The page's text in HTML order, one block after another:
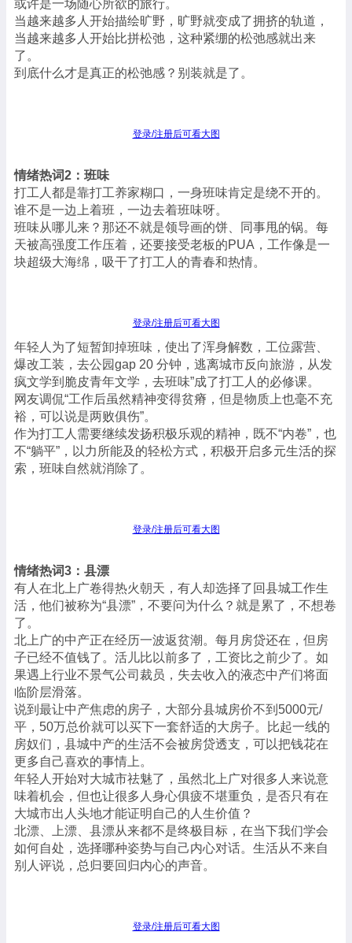
或许是一场随心所欲的旅行。
当越来越多人开始描绘旷野，旷野就变成了拥挤的轨道，
当越来越多人开始比拼松弛，这种紧绷的松弛感就出来
了。
到底什么才是真正的松弛感？别装就是了。
登录/注册后可看大图
情绪热词2：班味
打工人都是靠打工养家糊口，一身班味肯定是绕不开的。
谁不是一边上着班，一边去着班味呀。
班味从哪儿来？那还不就是领导画的饼、同事甩的锅。每
天被高强度工作压着，还要接受老板的PUA，工作像是一
块超级大海绵，吸干了打工人的青春和热情。
登录/注册后可看大图
年轻人为了短暂卸掉班味，使出了浑身解数，工位露营、
爆改工装，去公园gap 20 分钟，逃离城市反向旅游，从发
疯文学到脆皮青年文学，去班味”成了打工人的必修课。
网友调侃“工作后虽然精神变得贫瘠，但是物质上也毫不充
裕，可以说是两败俱伤”。
作为打工人需要继续发扬积极乐观的精神，既不“内卷”，也
不“躺平”，以力所能及的轻松方式，积极开启多元生活的探
索，班味自然就消除了。
登录/注册后可看大图
情绪热词3：县漂
有人在北上广卷得热火朝天，有人却选择了回县城工作生
活，他们被称为“县漂”，不要问为什么？就是累了，不想卷
了。
北上广的中产正在经历一波返贫潮。每月房贷还在，但房
子已经不值钱了。活儿比以前多了，工资比之前少了。如
果遇上行业不景气公司裁员，失去收入的液态中产们将面
临阶层滑落。
说到最让中产焦虑的房子，大部分县城房价不到5000元/
平，50万总价就可以买下一套舒适的大房子。比起一线的
房奴们，县城中产的生活不会被房贷透支，可以把钱花在
更多自己喜欢的事情上。
年轻人开始对大城市祛魅了，虽然北上广对很多人来说意
味着机会，但也让很多人身心俱疲不堪重负，是否只有在
大城市出人头地才能证明自己的人生价值？
北漂、上漂、县漂从来都不是终极目标，在当下我们学会
如何自处，选择哪种姿势与自己内心对话。生活从不来自
别人评说，总归要回归内心的声音。
登录/注册后可看大图